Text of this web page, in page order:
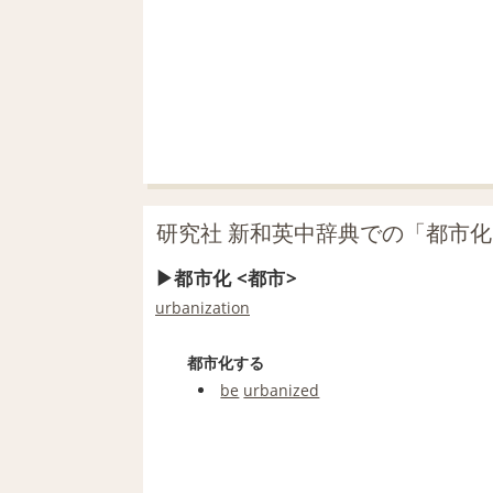
研究社 新和英中辞典での「都市
都市化 <都市>
urbanization
都市化する
be urbanized